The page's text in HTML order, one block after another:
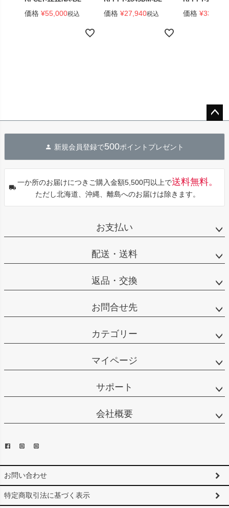
価格 ¥55,000税込 価格 ¥27,940税込 価格 ¥33,440
へ
新規会員登録で500ポイントプレゼント
一か所のお届けにつきご購入金額5,500円以上で送料無料。
ただし北海道、沖縄、離島へのお届けは除きます。
お支払い
配送・送料
返品・交換
お問合せ先
カテゴリー
マイページ
サポート
会社概要
お問い合わせ
特定商取引法に基づく表示